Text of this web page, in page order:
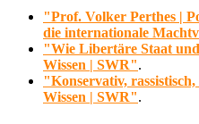
"Prof. Volker Perthes |
die internationale
"Wie Libertäre Staat
Wissen | SWR".
"Konservativ,
Wissen | SWR".